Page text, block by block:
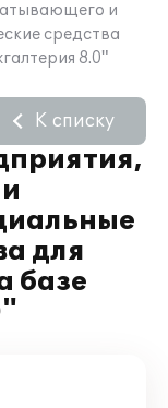
и
средства
8.0"
для
базе
К списку